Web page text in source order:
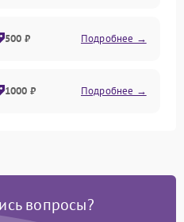
500 ₽ Подробнее →
1000 ₽ Подробнее →
вопросы?